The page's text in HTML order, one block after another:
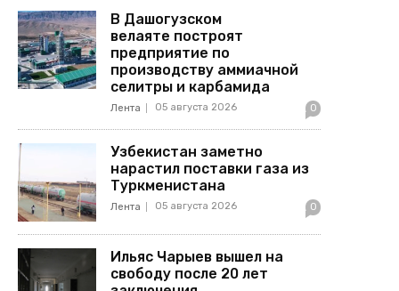
В Дашогузском
велаяте построят
предприятие по
производству аммиачной
селитры и карбамида
Лента 05 августа 2026 0
Узбекистан заметно
нарастил поставки газа из
Туркменистана
Лента 05 августа 2026 0
Ильяс Чарыев вышел на
свободу после 20 лет